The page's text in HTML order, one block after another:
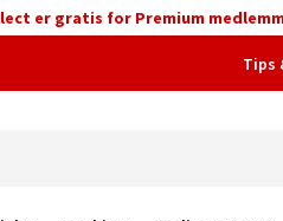
er gratis for Premium
Tips